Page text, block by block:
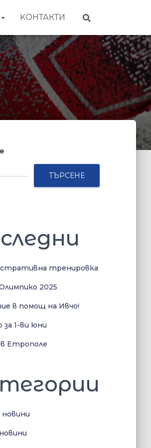
KОНТАКТИ
ТЪРСЕНЕ
тренировка
2025
в помощ на Ивчо!
за 1-ви юни
Етрополе